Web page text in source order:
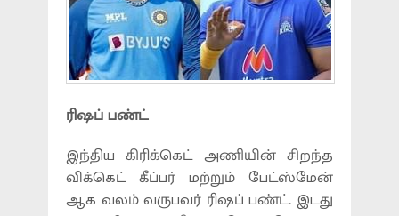
ரிஷப் பண்ட்
இந்திய கிரிக்கெட் அணியின் சிறந்த
விக்கெட் கீப்பர் மற்றும் பேட்ஸ்மேன்
ஆக வலம் வருபவர் ரிஷப் பண்ட். இடது